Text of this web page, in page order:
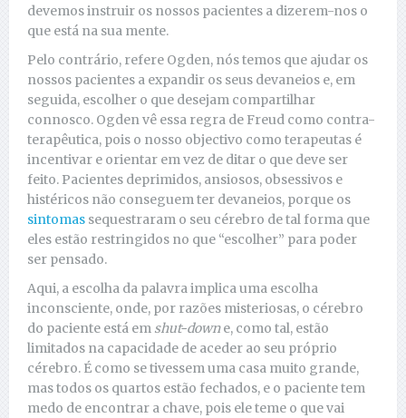
devemos instruir os nossos pacientes a dizerem-nos o
que está na sua mente.
Pelo contrário, refere Ogden, nós temos que ajudar os
nossos pacientes a expandir os seus devaneios e, em
seguida, escolher o que desejam compartilhar
connosco. Ogden vê essa regra de Freud como contra-
terapêutica, pois o nosso objectivo como terapeutas é
incentivar e orientar em vez de ditar o que deve ser
feito. Pacientes deprimidos, ansiosos, obsessivos e
histéricos não conseguem ter devaneios, porque os
sintomas sequestraram o seu cérebro de tal forma que
eles estão restringidos no que “escolher” para poder
ser pensado.
Aqui, a escolha da palavra implica uma escolha
inconsciente, onde, por razões misteriosas, o cérebro
do paciente está em shut-downe, como tal, estão
limitados na capacidade de aceder ao seu próprio
cérebro. É como se tivessem uma casa muito grande,
mas todos os quartos estão fechados, e o paciente tem
medo de encontrar a chave, pois ele teme o que vai